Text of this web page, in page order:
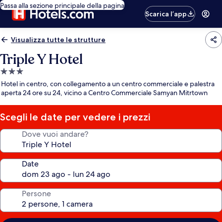
Passa alla sezione principale della pagina
Scarica l’app
Visualizza tutte le strutture
Triple Y Hotel
Struttura
a
3.0
stelle
Hotel in centro, con collegamento a un centro commerciale e palestra
aperta 24 ore su 24, vicino a Centro Commerciale Samyan Mitrtown
Scegli le date per vedere i prezzi
Dove vuoi andare?
Date
Persone